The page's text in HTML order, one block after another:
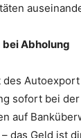
Abholung
sofort bei
auf
das Geld ist